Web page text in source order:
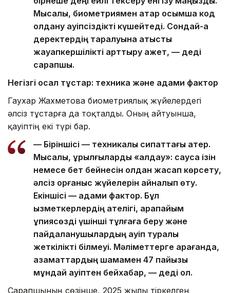
Мысалы, биометриямен қатар қосымша код
қолдану қауіпсіздікті күшейтеді. Сондай-ақ
деректердің таралуына қатысты
жауапкершілікті арттыру қажет, — деді
сарапшы.
Негізгі осал тұстар: техника және адами фактор
Гаухар Жахметова биометриялық жүйелердегі
әлсіз тұстарға да тоқталды. Оның айтуынша,
қауіптің екі түрі бар.
— Біріншісі — техникалық сипаттағы қатер.
Мысалы, құрылғыларды «алдау»: саусақ ізін
немесе бет бейнесін қолдан жасап көрсету,
әлсіз қорғаныс жүйелерін айналып өту.
Екіншісі — адами фактор. Бұл
қызметкерлердің қателігі, қарапайым
құпиясөзді үшінші тұлғаға беру және
пайдаланушылардың қауіп туралы
жеткілікті білмеуі. Мәліметтерге қарағанда,
азаматтардың шамамен 47 пайызы
мұндай қауіптен бейхабар, — деді ол.
Сарапшының сөзінше, 2025 жылы тіркелген